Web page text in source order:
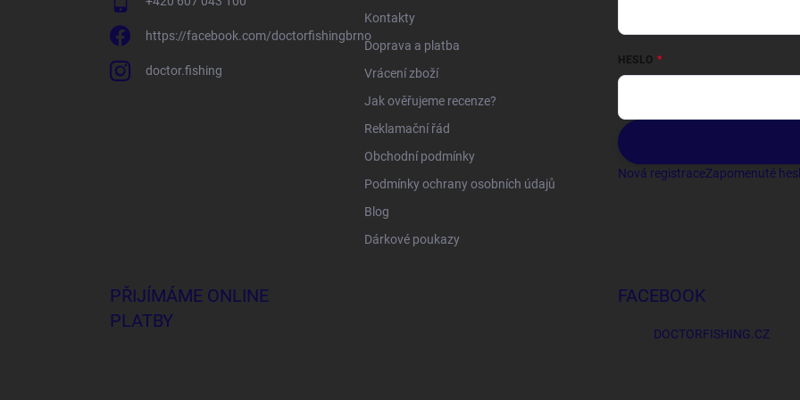
https://facebook.com/doctorfishingbrno
doctor.fishing
Kontakty
Doprava a platba
Vrácení zboží
Jak ověřujeme recenze?
Reklamační řád
Obchodní podmínky
Podmínky ochrany osobních údajů
Blog
Dárkové poukazy
HESLO
Nová registraceZapomenuté
PŘIJÍMÁME ONLINE
PLATBY
FACEBOOK
DOCTORFISHING.CZ